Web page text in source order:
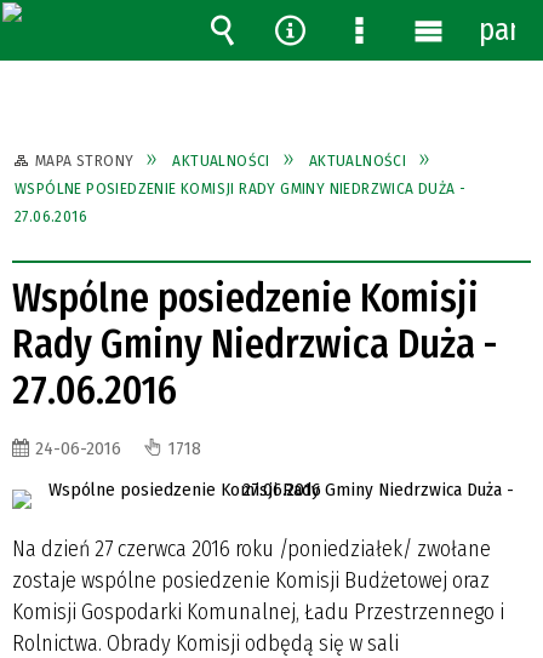
MAPA STRONY AKTUALNOŚCI
AKTUALNOŚCI
WSPÓLNE POSIEDZENIE KOMISJI RADY GMINY NIEDRZWICA DUŻA -
27.06.2016
Wspólne posiedzenie Komisji
Rady Gminy Niedrzwica Duża -
27.06.2016
24-06-2016 1718
Na dzień 27 czerwca 2016 roku /poniedziałek/ zwołane
zostaje wspólne posiedzenie Komisji Budżetowej oraz
Komisji Gospodarki Komunalnej, Ładu Przestrzennego i
Rolnictwa. Obrady Komisji odbędą się w sali
Wyszukiwarka
Narzędzia
MenuMenu